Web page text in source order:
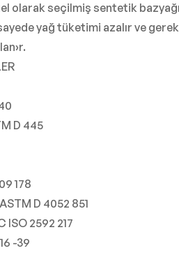
olarak seçilmiş sentetik
yağ tüketimi azalır ve
D 445
178
D 4052 851
ISO 2592 217
-39